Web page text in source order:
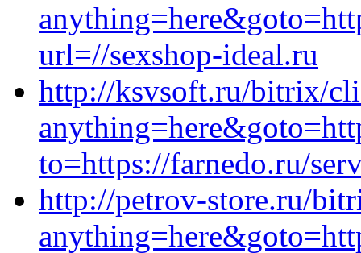
url=//sexshop-ideal.ru
http://ksvsoft.ru/bitrix/
to=https://farnedo.ru/
http://petrov-store.ru/